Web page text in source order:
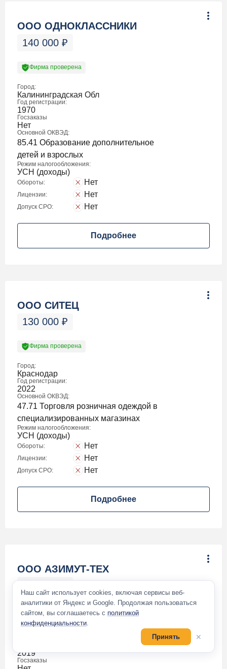
ООО ОДНОКЛАССНИКИ
140 000 ₽
Фирма проверена
Город:
Калининградская Обл
Год регистрации:
1970
Госзаказы
Нет
Основной ОКВЭД:
85.41 Образование дополнительное
детей и взрослых
Режим налогообложения:
УСН (доходы)
Обороты: Нет
Лицензии: Нет
Допуск СРО: Нет
Подробнее
ООО СИТЕЦ
130 000 ₽
Фирма проверена
Город:
Краснодар
Год регистрации:
2022
Основной ОКВЭД:
47.71 Торговля розничная одеждой в
специализированных магазинах
Режим налогообложения:
УСН (доходы)
Обороты: Нет
Лицензии: Нет
Допуск СРО: Нет
Подробнее
ООО АЗИМУТ-ТЕХ
Фирма проверена
2019
Госзаказы
Наш сайт использует cookies, включая сервисы веб-
аналитики от Яндекс и Google. Продолжая пользоваться
сайтом, вы соглашаетесь с политикой
конфиденциальности.
Принять
✕